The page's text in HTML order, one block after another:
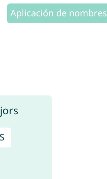
Aplicación de nombres